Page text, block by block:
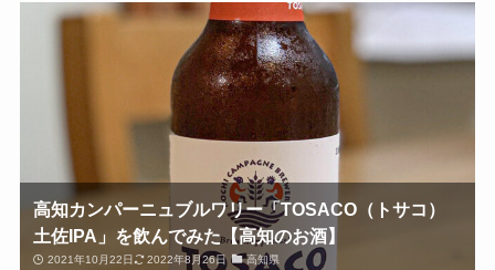
高知カンパーニュブルワリー「TOSACO（トサコ）
土佐IPA」を飲んでみた【高知のお酒】
2021年10月22日 2022年8月26日 高知県